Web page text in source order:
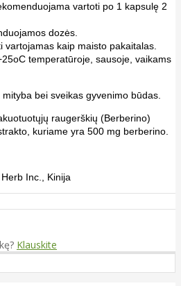
vartoti po 1 kapsulę 2
dozės.
kaip maisto pakaitalas.
temperatūroje, sausoje, vaikams
bei sveikas gyvenimo būdas.
raugerškių (Berberino)
kuriame yra 500 mg berberino.
Inc., Kinija
Klauskite